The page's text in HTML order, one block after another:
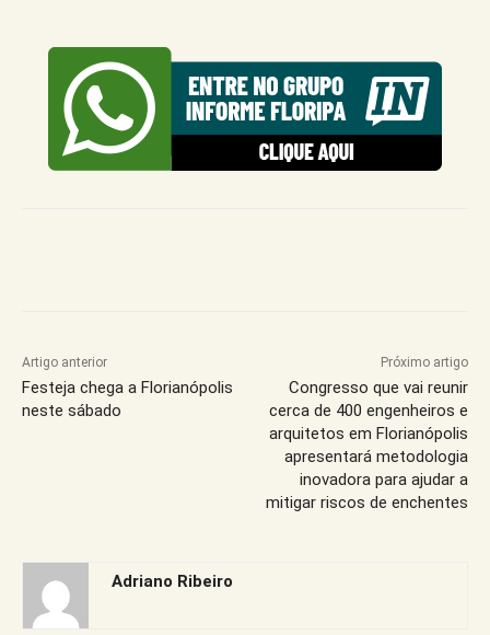
Artigo anterior
Festeja chega a Florianópolis
neste sábado
Próximo artigo
Congresso que vai reunir
cerca de 400 engenheiros e
arquitetos em Florianópolis
apresentará metodologia
inovadora para ajudar a
mitigar riscos de enchentes
Adriano Ribeiro